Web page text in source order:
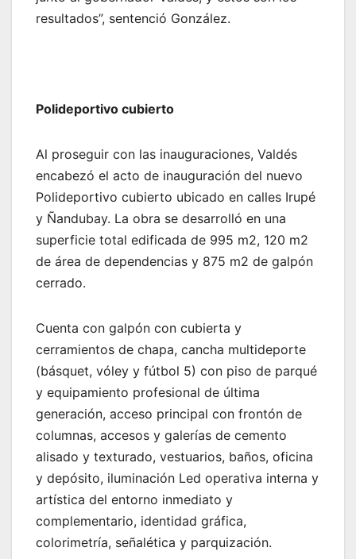
resultados”, sentenció González.
Polideportivo cubierto
Al proseguir con las inauguraciones, Valdés
encabezó el acto de inauguración del nuevo
Polideportivo cubierto ubicado en calles Irupé
y Ñandubay. La obra se desarrolló en una
superficie total edificada de 995 m2, 120 m2
de área de dependencias y 875 m2 de galpón
cerrado.
Cuenta con galpón con cubierta y
cerramientos de chapa, cancha multideporte
(básquet, vóley y fútbol 5) con piso de parqué
y equipamiento profesional de última
generación, acceso principal con frontón de
columnas, accesos y galerías de cemento
alisado y texturado, vestuarios, baños, oficina
y depósito, iluminación Led operativa interna y
artística del entorno inmediato y
complementario, identidad gráfica,
colorimetría, señalética y parquización.